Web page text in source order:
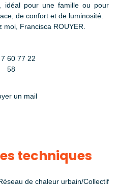
idéal pour une famille ou pour
de confort et de luminosité.
Francisca ROUYER.
60 77 22
58
un mail
techniques
de chaleur urbain/Collectif